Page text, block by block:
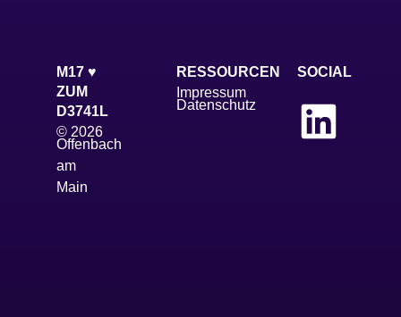
M17 ♥
ZUM
D3741L
© 2026
Offenbach
am
Main
RESSOURCEN
Impressum
Datenschutz
SOCIAL